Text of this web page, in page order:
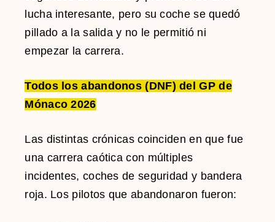
lucha interesante, pero su coche se quedó
pillado a la salida y no le permitió ni
empezar la carrera.
Todos los abandonos (DNF) del GP de
Mónaco 2026
Las distintas crónicas coinciden en que fue
una carrera caótica con múltiples
incidentes, coches de seguridad y bandera
roja. Los pilotos que abandonaron fueron: